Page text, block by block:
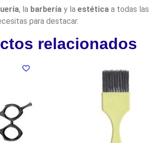
, la barberíay la estéticaa todas las
para destacar.
relacionados